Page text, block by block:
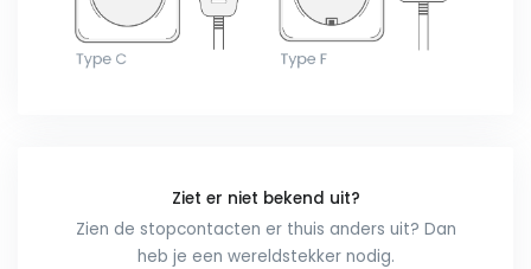
Ziet er niet bekend uit?
Zien de stopcontacten er thuis anders uit? Dan
heb je een wereldstekker nodig.